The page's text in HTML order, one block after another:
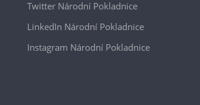
Twitter Národní Pokladnice
LinkedIn Národní Pokladnice
Instagram Národní Pokladnice